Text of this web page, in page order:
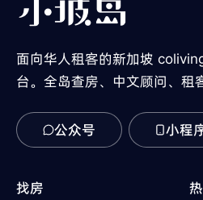
面向华人租客的新加坡
台。全岛查房、中文顾问、租
公众号 小程
找房